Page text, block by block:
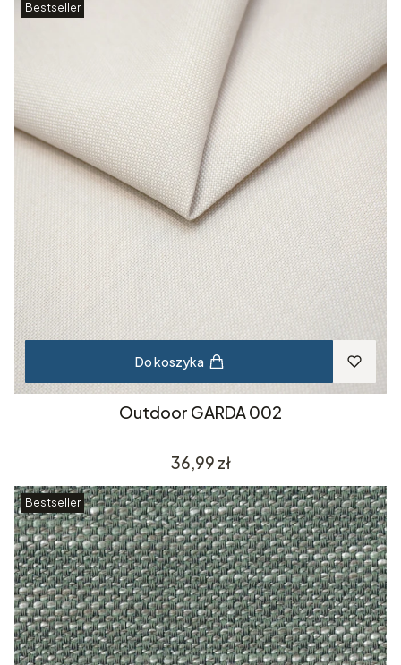
Bestseller
Do koszyka
Outdoor GARDA 002
Cena
36,99 zł
Bestseller